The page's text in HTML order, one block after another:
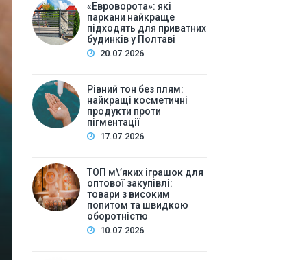
ТОП м\’яких іграшок для
високим попитом
Зміст:Історія попиту на м\’які іграшки: від
оптової закупівлі у 2026 роціKalibri — лідер за
«Евроворота»: які
паркани найкраще
підходять для приватних
будинків у Полтаві
20.07.2026
Рівний тон без плям:
найкращі косметичні
продукти проти
пігментації
17.07.2026
ТОП м\’яких іграшок для
оптової закупівлі:
товари з високим
попитом та швидкою
оборотністю
10.07.2026